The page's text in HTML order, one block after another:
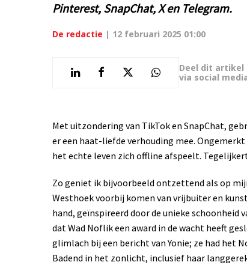
Pinterest, SnapChat, X en Telegram.
De redactie | 12 februari 2025 01:00
Deel dit artikel
via social
Met uitzondering van TikTok en SnapChat,
er een haat-liefde verhouding mee.
het echte leven zich offline afspeelt.
Zo geniet ik bijvoorbeeld ontzettend als op
Westhoek voorbij komen van vrijbuiter en
hand, geïnspireerd door de unieke schoonheid
dat Wad Noflik een award in de wacht heeft
glimlach bij een bericht van Yonie; ze had het
Badend in het zonlicht, inclusief haar